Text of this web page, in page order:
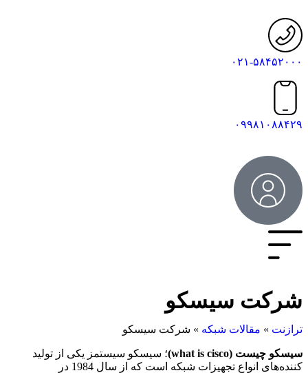
۰۲۱-۵۸۴۵۲۰۰۰
۰۹۹۸۱۰۸۸۴۲۹
شرکت سیسکو
ترازنت » مقالات شبکه » شرکت سیسکو
سیسکو چیست (what is cisco)
؛ سیسکو سیستمز یکی از تولید
کننده‌های انواع تجهیزات شبکه است که از سال 1984 در